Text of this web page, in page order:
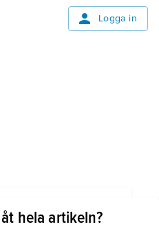
Logga in
hela artikeln?